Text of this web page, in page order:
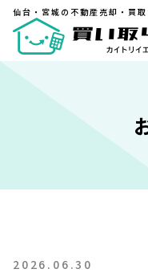
仙台・宮城の不動産売却・買取
仙台・宮城の不動産売却・買取
「直接買取」
2026.06.30